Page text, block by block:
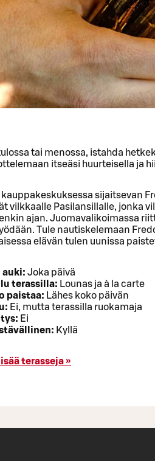
tai menossa, istahda
itseäsi huurteisella ja
sijaitsevan
vilkkaalle Pasilansillalle, jonka
ajan. Juomavalikoimassa
Tule nautiskelemaan
elävän tulen uunissa
auki: Joka päivä
terassilla: Lounas ja à la carte
paistaa: Lähes koko päivän
Ei, mutta terassilla ruokamaja
Ei
Kyllä
terasseja »